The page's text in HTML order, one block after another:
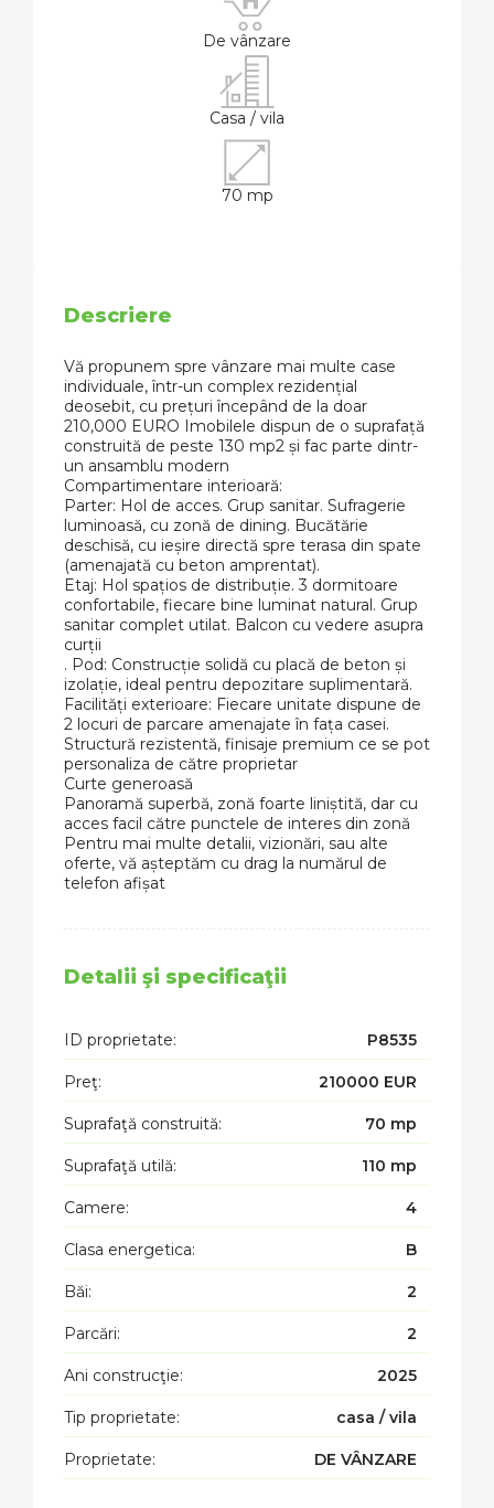
De vânzare
Casa / vila
70 mp
Descriere
Vă propunem spre vânzare mai multe case
individuale, într-un complex rezidențial
deosebit, cu prețuri începând de la doar
210,000 EURO Imobilele dispun de o suprafață
construită de peste 130 mp2 și fac parte dintr-
un ansamblu modern
Compartimentare interioară:
Parter: Hol de acces. Grup sanitar. Sufragerie
luminoasă, cu zonă de dining. Bucătărie
deschisă, cu ieșire directă spre terasa din spate
(amenajată cu beton amprentat).
Etaj: Hol spațios de distribuție. 3 dormitoare
confortabile, fiecare bine luminat natural. Grup
sanitar complet utilat. Balcon cu vedere asupra
curții
. Pod: Construcție solidă cu placă de beton și
izolație, ideal pentru depozitare suplimentară.
Facilități exterioare: Fiecare unitate dispune de
2 locuri de parcare amenajate în fața casei.
Structură rezistentă, finisaje premium ce se pot
personaliza de către proprietar
Curte generoasă
Panoramă superbă, zonă foarte liniștită, dar cu
acces facil către punctele de interes din zonă
Pentru mai multe detalii, vizionări, sau alte
oferte, vă așteptăm cu drag la numărul de
telefon afișat
Detalii şi specificaţii
ID proprietate: P8535
Preţ: 210000 EUR
Suprafaţă construită: 70 mp
Suprafaţă utilă: 110 mp
Camere: 4
Clasa energetica: B
Băi: 2
Parcări: 2
Ani construcţie: 2025
Tip proprietate: casa / vila
Proprietate: DE VÂNZARE